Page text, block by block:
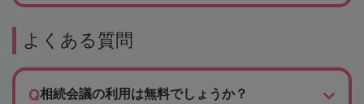
よくある質問
相続会議の利用は無料でしょうか？